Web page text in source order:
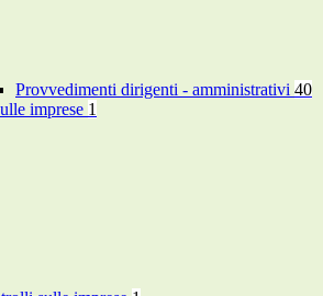
Provvedimenti dirigenti - amministrativi 40
imprese 1